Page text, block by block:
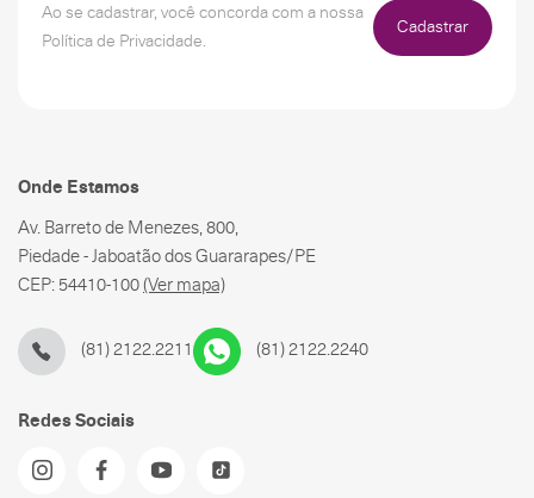
Ao se cadastrar, você concorda com a nossa
Política de Privacidade.
Cadastrar
Onde Estamos
Av. Barreto de Menezes, 800,
Piedade - Jaboatão dos Guararapes/PE
CEP: 54410-100(Ver mapa)
Redes Sociais
(81) 2122.2211 (81) 2122.2240